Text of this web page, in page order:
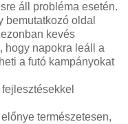
áll probléma esetén.
bemutatkozó oldal
kevés
hogy napokra leáll a
a futó kampányokat
természetesen,